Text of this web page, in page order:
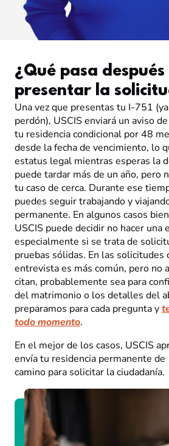
¿Qué pasa después
presentar la
Una vez que presentas tu I-751
perdón), USCIS enviará un aviso
tu residencia condicional por 48
desde la fecha de vencimiento, lo
estatus legal mientras esperas la
puede tardar más de un año, pero
tu caso de cerca. Durante ese
puedes seguir trabajando y
permanente. En algunos casos
USCIS puede decidir no hacer una
especialmente si se trata de
pruebas sólidas. En las solicitudes
entrevista es más común, pero no
citan, probablemente sea para
del matrimonio o los detalles del
preparamos para cada pregunta y
todo momento.
En el mejor de los casos, USCIS
envía tu residencia permanente
camino para solicitar la ciudadanía.